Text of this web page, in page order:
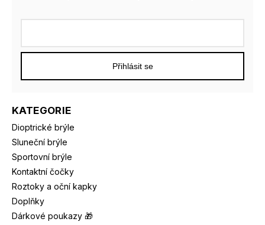
KATEGORIE
Dioptrické brýle
Sluneční brýle
Sportovní brýle
Kontaktní čočky
Roztoky a oční kapky
Doplňky
Dárkové poukazy 🎁
Přihlásit se